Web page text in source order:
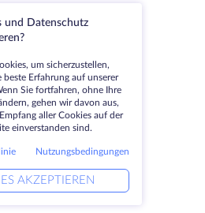
und Datenschutz
um sicherzustellen,
beste Erfahrung auf unserer
Sie fortfahren, ohne Ihre
gehen wir davon aus,
aller Cookies auf der
einverstanden sind.
Nutzungsbedingungen
AKZEPTIEREN